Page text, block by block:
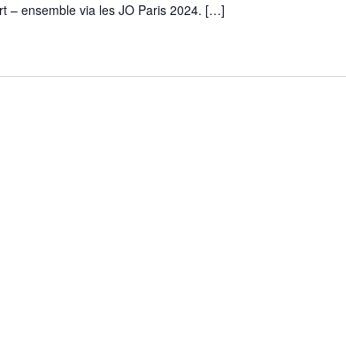
– ensemble via les JO Paris 2024. […]